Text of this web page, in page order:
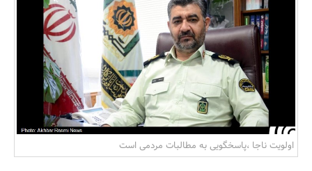
بانک، بیمه و سرمایه
مسکن و ساختمان
اولویت ناجا ،پاسخگویی به مطالبات مردمی است